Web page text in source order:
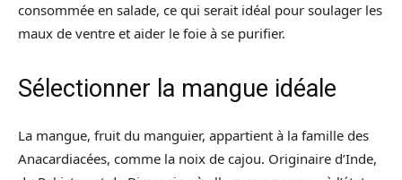
consommée en salade, ce qui serait idéal pour soulager les
maux de ventre et aider le foie à se purifier.
Sélectionner la mangue idéale
La mangue, fruit du manguier, appartient à la famille des
Anacardiacées, comme la noix de cajou. Originaire d’Inde,